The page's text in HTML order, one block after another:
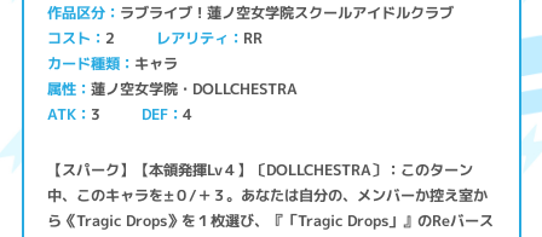
作品区分 ラブライブ！蓮ノ空女学院スクールアイドルクラブ
コスト 2 レアリティ RR
カード種類 キャラ
属性 蓮ノ空女学院・DOLLCHESTRA
ATK 3 DEF 4
【スパーク】【本領発揮Lv４】〔DOLLCHESTRA〕：このターン
中、このキャラを±０/＋３。あなたは自分の、メンバーか控え室か
ら《Tragic Drops》を１枚選び、『「Tragic Drops」』のReバース